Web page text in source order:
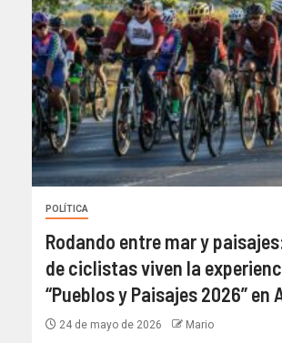
POLÍTICA
Rodando entre mar y
de ciclistas viven la
“Pueblos y Paisajes 2026” en
24 de mayo de 2026 Mario